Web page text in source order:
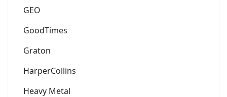
GEO
GoodTimes
Graton
HarperCollins
Heavy Metal